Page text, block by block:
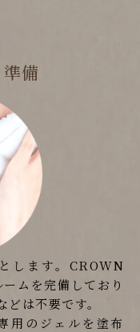
備
します。CROWN
ムを完備しており
は不要です。
用のジェルを塗布